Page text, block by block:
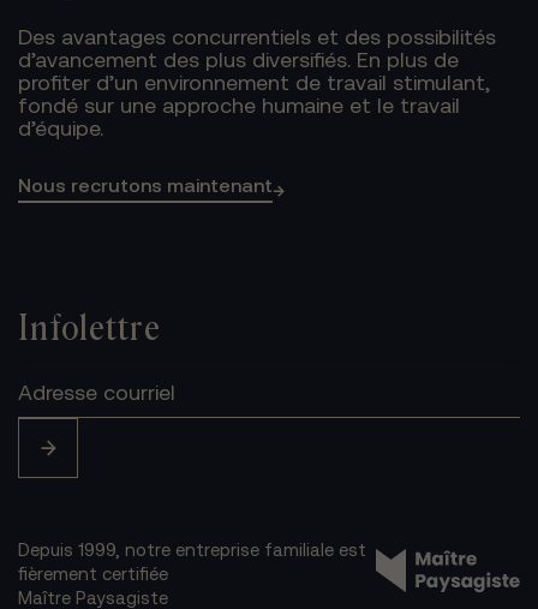
Des avantages concurrentiels et des possibilités
d’avancement des plus diversifiés. En plus de
profiter d’un environnement de travail stimulant,
fondé sur une approche humaine et le travail
d’équipe.
Nous recrutons maintenant→
Infolettre
Depuis 1999, notre entreprise familiale est
fièrement certifiée
Maître Paysagiste